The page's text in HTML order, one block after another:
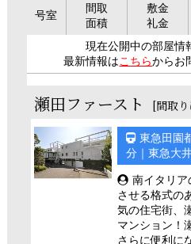
号室
間取
面積
敷金
礼金
現在公開中の部屋情
最新情報はこちらからお
瀬田ファースト [間取
東急田園
分｜東急大
南イタリ
させる格式の
気の住宅街、
マンション！
さらに便利に